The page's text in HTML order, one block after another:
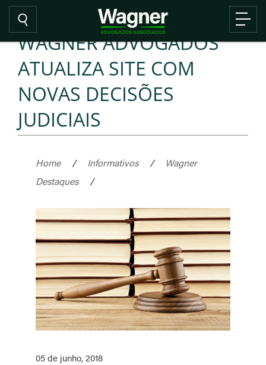
WAGNER ADVOGADOS
ATUALIZA SITE COM
NOVAS DECISÕES
JUDICIAIS
Home / Informativos /
Wagner
Destaques
/
05 de junho, 2018